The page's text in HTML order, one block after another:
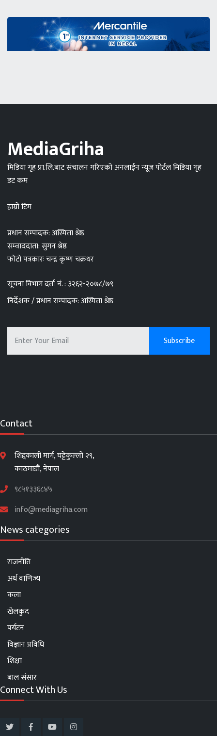
MediaGriha
मिडिया गृह प्रा.लि.बाट संचालन गरिएको अनलाईन न्यूज पोर्टल मिडिया गृह
डट कम
हाम्रो टिम
प्रधान सम्पादक: अस्मिता श्रेष्ठ
सम्वाददाता: सुगन श्रेष्ठ
फोटो पत्रकारः चन्द्र कृष्ण चक्रधर
सूचना विभाग दर्ता नं. : ३२६२-२०७८/७९
निर्देशक / प्रधान सम्पादक: अस्मिता श्रेष्ठ
Contact
शिद्दकाली मार्ग, घट्टेकुल्लो २९,
काठमाडौं, नेपाल
९८५१३३६८४५
info@mediagriha.com
News categories
राजनीति
अर्थ वाणिज्य
कला
खेलकुद
पर्यटन
विज्ञान प्रविधि
शिक्षा
बाल संसार
Connect With Us